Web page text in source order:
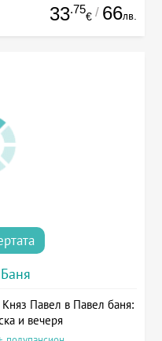
33.75
€ / 66лв.
Павел в Павел баня:
и вечеря